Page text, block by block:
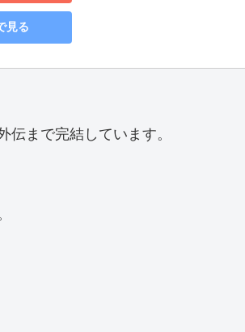
見る
まで完結しています。